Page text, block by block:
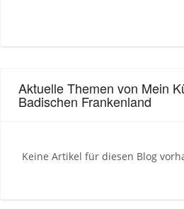
Aktuelle Themen von Mein
Badischen Frankenland
Keine Artikel für diesen Blog